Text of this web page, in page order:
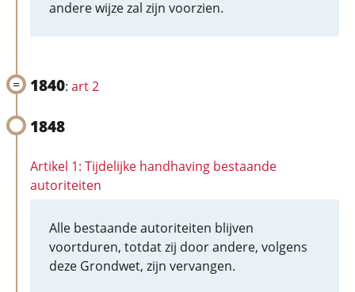
andere wijze zal zijn voorzien.
1840: art 2
1848
Artikel 1: Tijdelijke handhaving bestaande
autoriteiten
Alle bestaande autoriteiten blijven
voortduren, totdat zij door andere, volgens
deze Grondwet, zijn vervangen.